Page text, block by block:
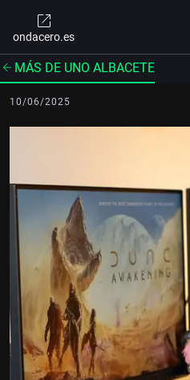
ondacero.es
MÁS DE UNO ALBACETE
10/06/2025